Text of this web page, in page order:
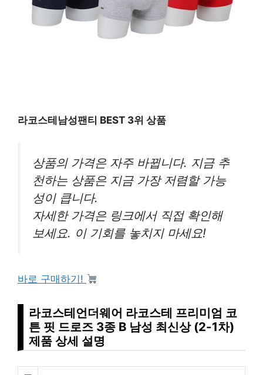
라코스테남성팬티 BEST 3위 상품
상품의 가격은 자주 바뀝니다. 지금 추
천하는 상품은 지금 가장 저렴할 가능
성이 큽니다.
자세한 가격은 링크에서 직접 확인해
보세요. 이 기회를 놓치지 마세요!
바로 구매하기!
라코스테언더웨어 라코스테 프리미엄 코
튼 핏 드로즈 3종 B 남성 최신상 (2-1차)
제품 상세 설명